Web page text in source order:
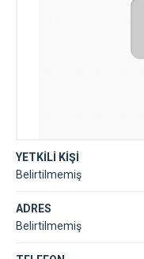
YETKİLİ KİŞİ
Belirtilmemiş
ADRES
Belirtilmemiş